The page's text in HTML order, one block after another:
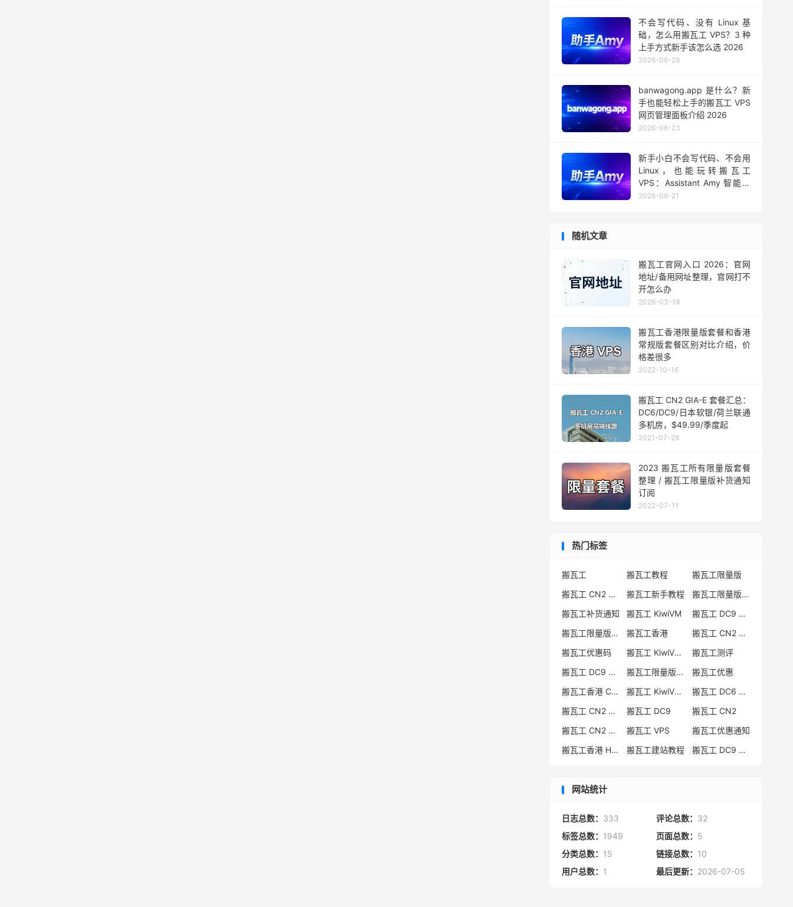
不会写代码、没有 Linux 基
础，怎么用搬瓦工 VPS？3 种
上手方式新手该怎么选 2026
2026-06-28
banwagong.app 是什么？新
手也能轻松上手的搬瓦工 VPS
网页管理面板介绍 2026
2026-06-23
新手小白不会写代码、不会用
Linux，也能玩转搬瓦工
VPS：Assistant Amy 智能助
手用法 2026
2026-06-21
随机文章
搬瓦工官网入口 2026：官网
地址/备用网址整理，官网打不
开怎么办
2026-03-18
搬瓦工香港限量版套餐和香港
常规版套餐区别对比介绍，价
格差很多
2022-10-16
搬瓦工 CN2 GIA-E 套餐汇总：
DC6/DC9/日本软银/荷兰联通
多机房，$49.99/季度起
2021-07-28
2023 搬瓦工所有限量版套餐
整理 / 搬瓦工限量版补货通知
订阅
2022-07-11
热门标签
搬瓦工 搬瓦工教程
搬瓦工限量版
搬瓦工 CN2 GIA
搬瓦工新手教程
搬瓦工限量版套餐
搬瓦工补货通知
搬瓦工 KiwiVM
搬瓦工 DC9 CN2 GIA
搬瓦工限量版补货
搬瓦工香港
搬瓦工 CN2 GIA-E
搬瓦工优惠码
搬瓦工 KiwiVM 教程
搬瓦工测评
搬瓦工 DC9 CN2 GIA 限量版
搬瓦工限量版补货通知
搬瓦工优惠
搬瓦工香港 CN2 GIA
搬瓦工 KiwiVM 控制面板
搬瓦工 DC6 CN2 GIA-E
搬瓦工 CN2 GIA-E 限量版
搬瓦工 DC9
搬瓦工 CN2
搬瓦工 CN2 GIA 限量版
搬瓦工 VPS
搬瓦工优惠通知
搬瓦工香港 HK85
搬瓦工建站教程 搬瓦工 DC9 限量版
网站统计
日志总数： 333 评论总数： 32
标签总数： 1949 页面总数： 5
分类总数： 15 链接总数： 10
用户总数： 1 最后更新： 2026-07-05